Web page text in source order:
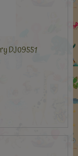
DJ09551